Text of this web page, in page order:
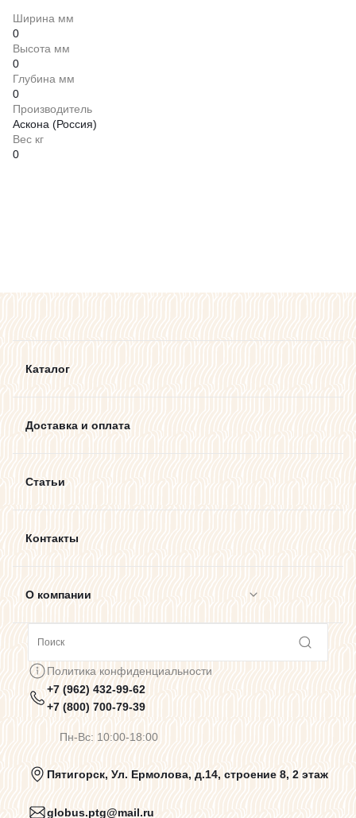
Ширина мм
0
Высота мм
0
Глубина мм
0
Производитель
Аскона (Россия)
Вес кг
0
Каталог
Доставка и оплата
Статьи
Контакты
О компании
Предупреждения о цветопередаче
Политика конфиденциальности
Политика конфиденциальности
+7 (962) 432-99-62
+7 (800) 700-79-39
Пн-Вс: 10:00-18:00
Пятигорск, Ул. Ермолова, д.14, строение 8, 2 этаж
globus.ptg@mail.ru